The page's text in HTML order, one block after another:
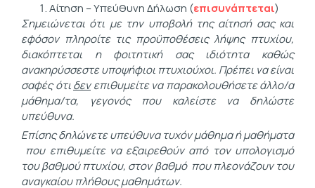
Αίτηση – Υπεύθυνη Δήλωση (επισυνάπτεται)
Σημειώνεται ότι με την υποβολή της αίτησή σας και
εφόσον πληροίτε τις προϋποθέσεις λήψης πτυχίου,
διακόπτεται η φοιτητική σας ιδιότητα καθώς
ανακηρύσσεστε υποψήφιοι πτυχιούχοι. Πρέπει να είναι
σαφές ότιδενεπιθυμείτε να παρακολουθήσετε άλλο/α
μάθημα/τα, γεγονός που καλείστε να δηλώστε
υπεύθυνα.
Επίσης δηλώνετε υπεύθυνα τυχόν μάθημα ή μαθήματα
που επιθυμείτε να εξαιρεθούν από τον υπολογισμό
του βαθμού πτυχίου, στον βαθμό που πλεονάζουν του
αναγκαίου πλήθους μαθημάτων.